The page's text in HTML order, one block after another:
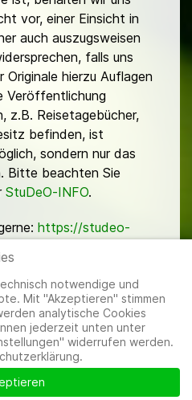
vor, einer Einsicht in
auch auszugsweisen
falls uns
hierzu Auflagen
Veröffentlichung
z.B. Reisetagebücher,
befinden, ist
sondern nur das
Bitte beachten Sie
StuDeO-INFO.
https://studeo-
|Cookie-
notwendige und
Mit "Akzeptieren" stimmen
analytische Cookies
jederzeit unten unter
widerrufen werden.